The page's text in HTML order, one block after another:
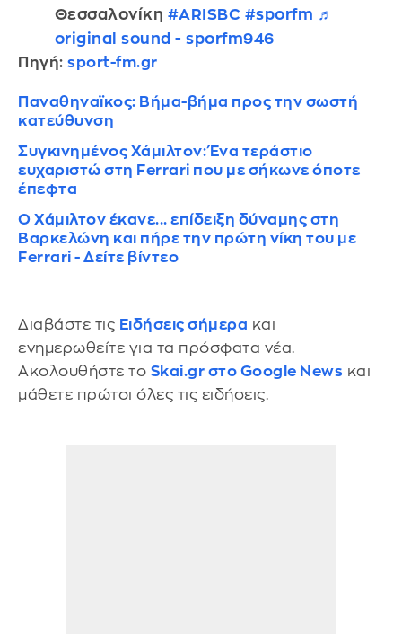
Θεσσαλονίκη #ARISBC #sporfm ♬
original sound - sporfm946
Πηγή: sport-fm.gr
Παναθηναϊκος: Βήμα-βήμα προς την σωστή
κατεύθυνση
Συγκινημένος Χάμιλτον: Ένα τεράστιο
ευχαριστώ στη Ferrari που με σήκωνε όποτε
έπεφτα
O Χάμιλτον έκανε... επίδειξη δύναμης στη
Βαρκελώνη και πήρε την πρώτη νίκη του με
Ferrari - Δείτε βίντεο
Διαβάστε τις Ειδήσεις σήμερα και
ενημερωθείτε για τα πρόσφατα νέα.
Ακολουθήστε το Skai.gr στο Google News και
μάθετε πρώτοι όλες τις ειδήσεις.